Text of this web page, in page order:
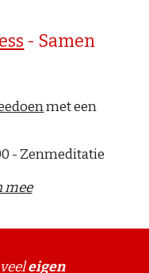
- Samen
met een
- Zenmeditatie
mee
eigen